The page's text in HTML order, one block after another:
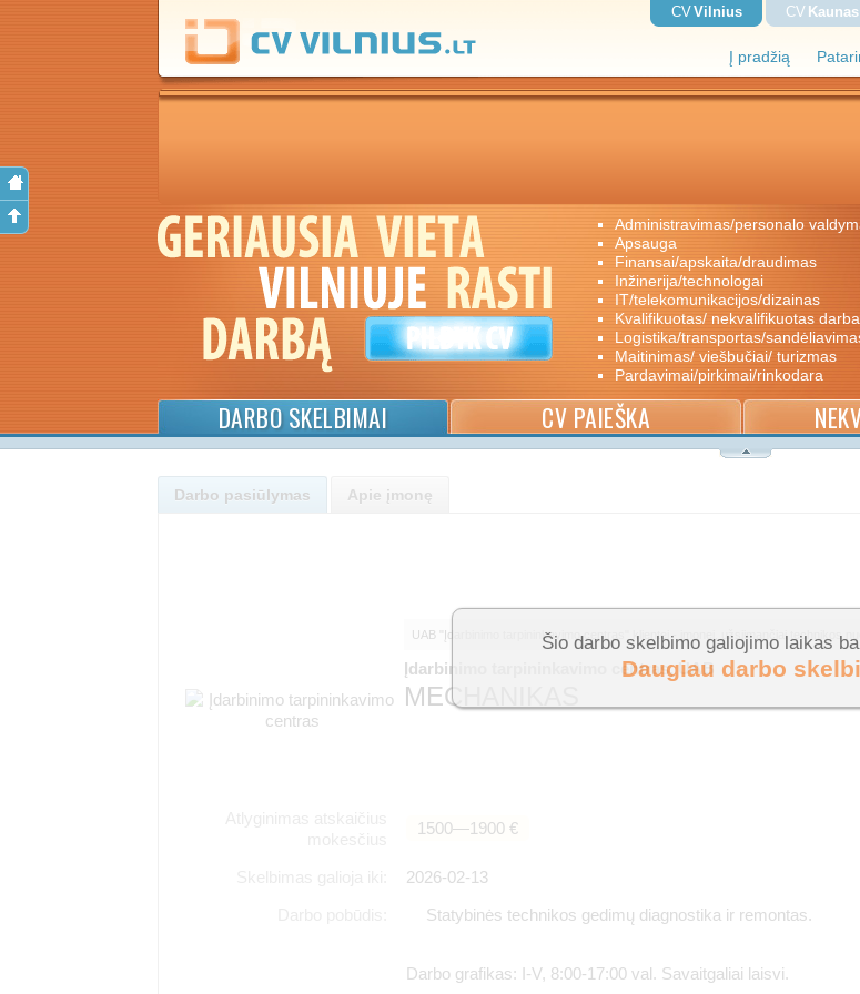
Į pradžią
CVVilnius CV Kaunas
administravimas/personalo
apsauga
finansai/apskaita/draudimas
inžinerija/technologai
IT/telekomunikacijos/dizainas
kvalifikuotas/ nekvalifikuotas
logistika/transportas/
maitinimas/ viešbučiai/ turizmas
pardavimai/pirkimai/rinkodara
DARBO SKELBIMAI CV PAIEŠKA
Darbo pasiūlymas Apie įmonę
UAB "Įdarbinimo tarpininkavimo centras" klientei - įmonei, užsiimančiai technikos
Įdarbinimo tarpininkavimo centras, UAB
MECHANIKAS
1500―1900 €
2026-02-13
Statybinės technikos gedimų diagnostika ir remontas.
Darbo grafikas: I-V, 8:00-17:00 val. Savaitgaliai laisvi.
Šio darbo skelbimo galiojimo laikas
Daugiau darbo